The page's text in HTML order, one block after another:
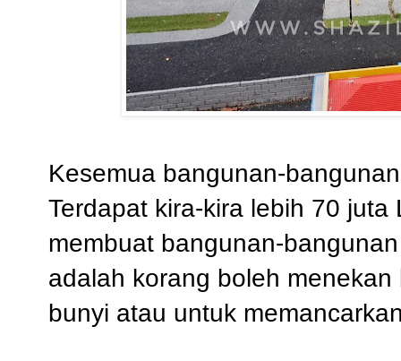
Kesemua bangunan-
Terdapat kira-kira lebih 70
membuat bangunan-
adalah korang boleh
bunyi atau untuk